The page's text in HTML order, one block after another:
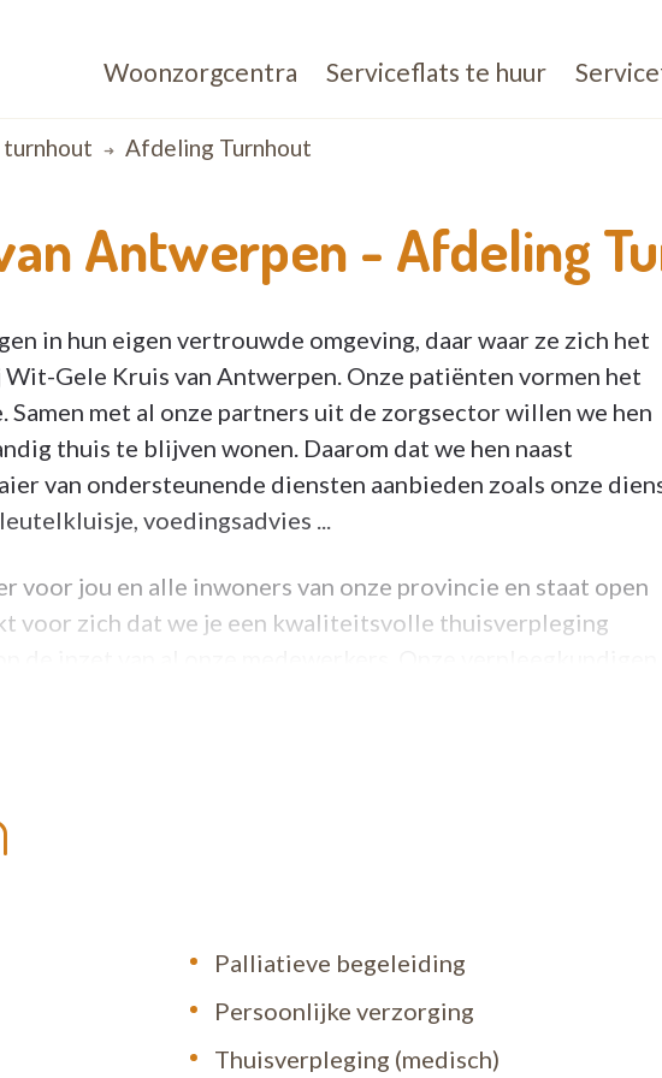
Woonzorgcentra Serviceflats te huur
turnhout Afdeling Turnhout
Antwerpen - Afdeling
in hun eigen vertrouwde omgeving, daar waar ze zich het
Gele Kruis van Antwerpen. Onze patiënten vormen het
met al onze partners uit de zorgsector willen we hen
thuis te blijven wonen. Daarom dat we hen naast
van ondersteunende diensten aanbieden zoals onze
voedingsadvies ...
voor jou en alle inwoners van onze provincie en staat open
voor zich dat we je een kwaliteitsvolle thuisverpleging
dagelijks voor je klaar, 24 uur op 24 en 7 dagen op 7. Je
Palliatieve begeleiding
Persoonlijke verzorging
Thuisverpleging (medisch)